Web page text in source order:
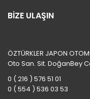
BİZE ULAŞIN
ÖZTÜRKLER JAPON
Oto San. Sit. DoğanBey
0 ( 216 ) 576 51 01
0 ( 554 ) 536 03 53